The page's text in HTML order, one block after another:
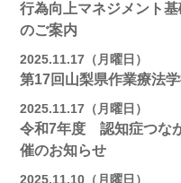
行為向上マネジメント
のご案内
2025.11.17（月曜日）
第17回山梨県作業療法
2025.11.17（月曜日）
令和7年度 認知症つな
催のお知らせ
2025.11.10（月曜日）